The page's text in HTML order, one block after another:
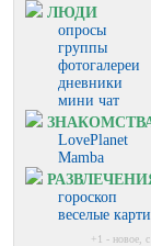
ЛЮДИ
опросы
группы
фотогалереи
дневники
мини чат
LovePlanet
Mamba
гороскоп
веселые
+1 - новое, с